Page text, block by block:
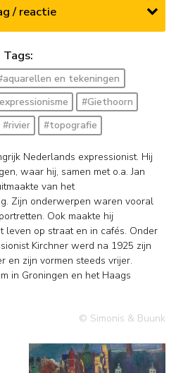
/ reactie
Tags:
en tekeningen
#Giethoorn
#rivier #topografie
Nederlands expressionist. Hij
waar hij, samen met o.a. Jan
van het
Ook maakte hij
op straat en in cafés. Onder
Kirchner werd na 1925 zijn
en zijn vormen steeds vrijer.
in Groningen en het Haags
© Simonis & Buunk